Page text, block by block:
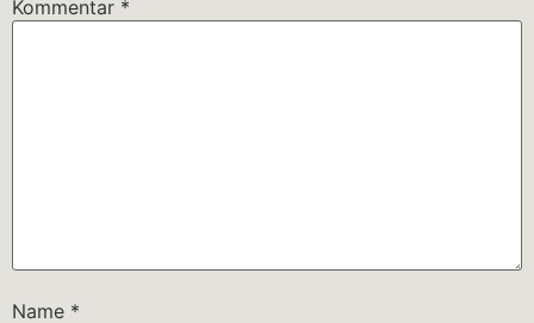
Kommentar *
Name *